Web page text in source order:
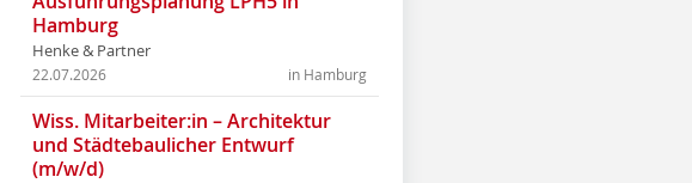
Hamburg
Henke & Partner
in Hamburg
22.07.2026
Wiss. Mitarbeiter:in – Architektur
und Städtebaulicher Entwurf
(m/w/d)